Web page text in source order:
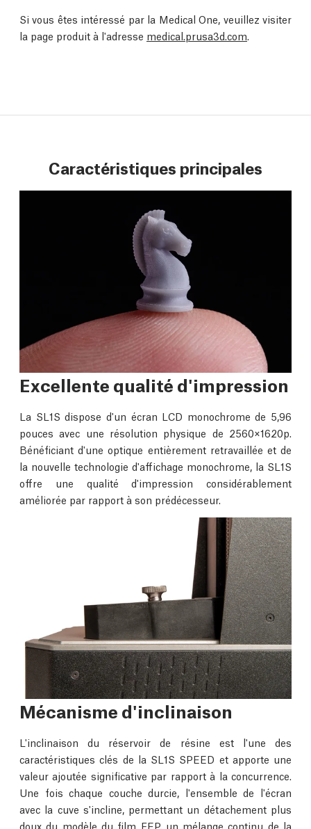
Si vous êtes intéressé par la Medical One, veuillez visiter
la page produit à l'adresse medical.prusa3d.com
Caractéristiques principales
Excellente qualité d'impression
La SL1S dispose d'un écran LCD monochrome de 5,96
pouces avec une résolution physique de 2560×1620p.
Bénéficiant d'une optique entièrement retravaillée et de
la nouvelle technologie d'affichage monochrome, la SL1S
offre une qualité d'impression considérablement
améliorée par rapport à son prédécesseur.
Mécanisme d'inclinaison
L'inclinaison du réservoir de résine est l'une des
caractéristiques clés de la SL1S SPEED et apporte une
valeur ajoutée significative par rapport à la concurrence.
Une fois chaque couche durcie, l'ensemble de l'écran
avec la cuve s'incline, permettant un détachement plus
doux du modèle du film FEP, un mélange continu de la